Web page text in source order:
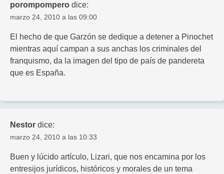
porompompero dice:
marzo 24, 2010 a las 09:00
El hecho de que Garzón se dedique a detener a Pinochet
mientras aquí campan a sus anchas los criminales del
franquismo, da la imagen del tipo de país de pandereta
que es España.
Nestor dice:
marzo 24, 2010 a las 10:33
Buen y lúcido artículo, Lizari, que nos encamina por los
entresijos jurídicos, históricos y morales de un tema